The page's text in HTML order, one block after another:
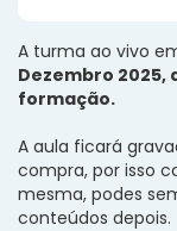
A turma ao vivo
Dezembro 2025,
formação.
A aula ficará
compra, por isso
mesma, podes
conteúdos depois.